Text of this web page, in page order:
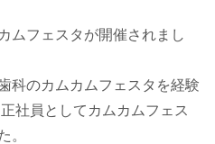
ムフェスタが開催されまし
科のカムカムフェスタを経験
社員としてカムカムフェス
。